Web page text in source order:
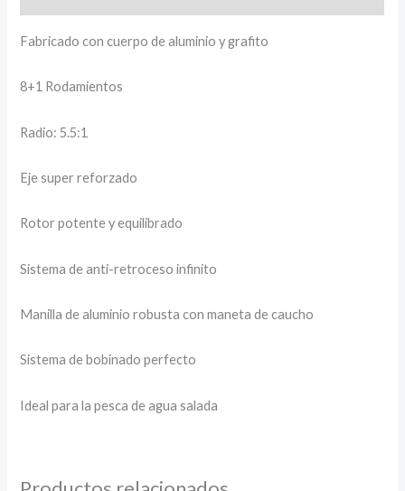
Fabricado con cuerpo de aluminio y grafito
8+1 Rodamientos
Radio: 5.5:1
Eje super reforzado
Rotor potente y equilibrado
Sistema de anti-retroceso infinito
Manilla de aluminio robusta con maneta de caucho
Sistema de bobinado perfecto
Ideal para la pesca de agua salada